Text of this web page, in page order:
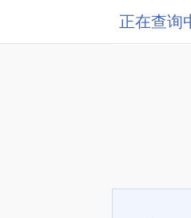
正在查询